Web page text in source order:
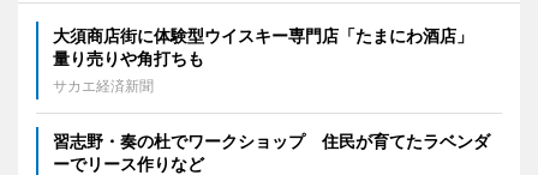
大須商店街に体験型ウイスキー専門店「たまにわ酒店」
量り売りや角打ちも
サカエ経済新聞
習志野・奏の杜でワークショップ 住民が育てたラベンダ
ーでリース作りなど